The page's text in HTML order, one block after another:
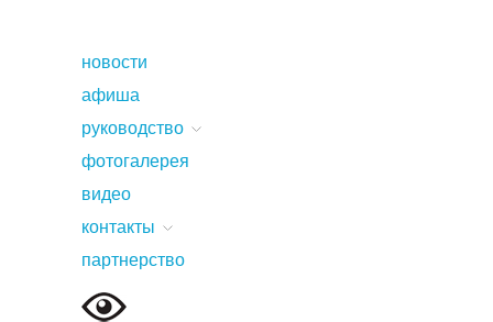
новости
афиша
руководство
фотогалерея
видео
контакты
партнерство